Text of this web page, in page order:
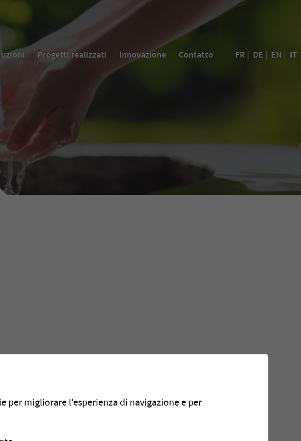
FR | DE | EN | IT
Progetti realizzati Innovazione Contatto
di Membratec avrà il piacere di accogliervi a Bulle
per migliorare l’esperienza di navigazione e per